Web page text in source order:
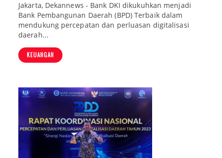
Jakarta, Dekannews - Bank DKI dikukuhkan menjadi
Bank Pembangunan Daerah (BPD) Terbaik dalam
mendukung percepatan dan perluasan digitalisasi
daerah...
KEUANGAN